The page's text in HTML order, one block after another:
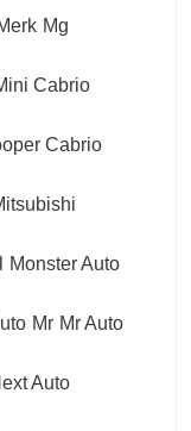
Mg
Cabrio
Cabrio
Monster Auto
Mr Mr Auto
Auto